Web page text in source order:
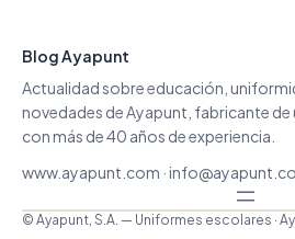
Blog Ayapunt
Actualidad sobre educación,
novedades de Ayapunt, fabricante
con más de 40 años de experiencia.
www.ayapunt.com ·
© Ayapunt, S.A. — Uniformes escolares ·